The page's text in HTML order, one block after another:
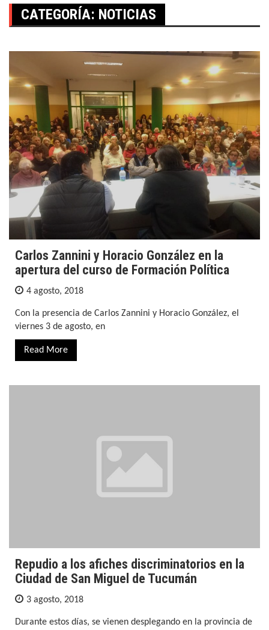
CATEGORÍA: NOTICIAS
Carlos Zannini y Horacio González en la
apertura del curso de Formación Política
4 agosto, 2018
Con la presencia de Carlos Zannini y Horacio González, el
viernes 3 de agosto, en
Read More
Repudio a los afiches discriminatorios en la
Ciudad de San Miguel de Tucumán
3 agosto, 2018
Durante estos días, se vienen desplegando en la provincia de